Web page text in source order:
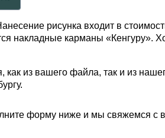
рисунка входит в
накладные карманы «Кенгуру».
из вашего файла, так и из
форму ниже и мы свяжемся с